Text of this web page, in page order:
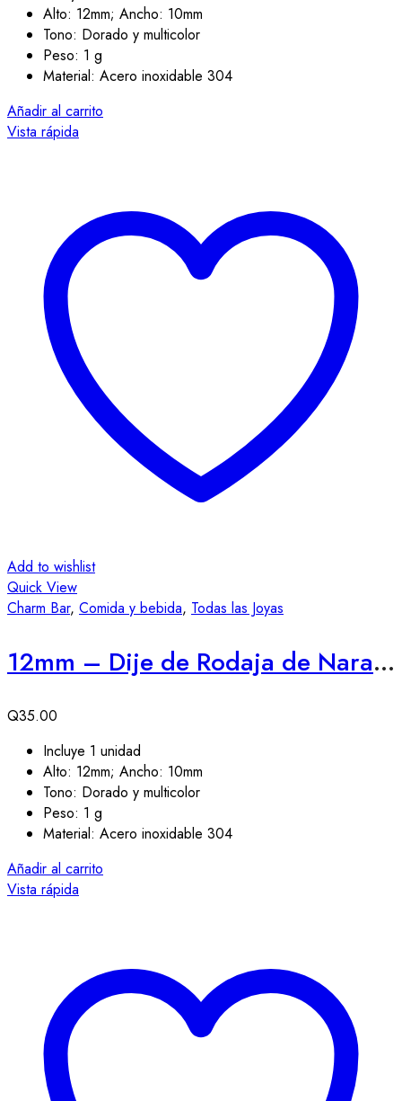
Alto: 12mm; Ancho: 10mm
Tono: Dorado y multicolor
Peso: 1 g
Material: Acero inoxidable 304
Añadir al carrito
Vista rápida
Add to wishlist
Quick View
Charm Bar, Comida y bebida, Todas las Joyas
12mm – Dije de Rodaja de Naranja
Q35.00
Incluye 1 unidad
Alto: 12mm; Ancho: 10mm
Tono: Dorado y multicolor
Peso: 1 g
Material: Acero inoxidable 304
Añadir al carrito
Vista rápida